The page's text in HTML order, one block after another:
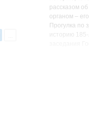
рассказом
органом –
Прогулка по
историю
по которой